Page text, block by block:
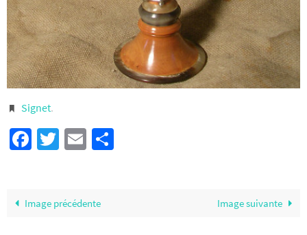
Signet.
Facebook
Twitter
Email
Image précédente Image suivante